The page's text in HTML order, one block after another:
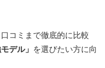
コミまで徹底的に比較
デル」
を選びたい方に向